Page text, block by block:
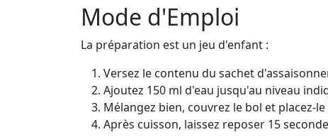
Mode d'Emploi
La préparation est un jeu d'enfant :
Versez le contenu du sachet
Ajoutez 150 ml d'eau jusqu'au niveau
Mélangez bien, couvrez le bol et placez-
Après cuisson, laissez reposer 15